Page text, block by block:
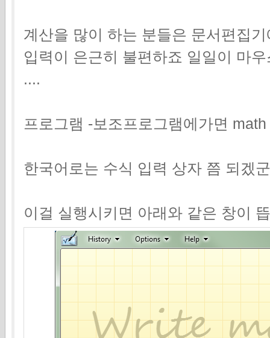
계산을 많이 하는 분들은 문서편집
입력이 은근히 불편하죠 일일이 마
....
프로그램 -보조프로그램에가면
한국어로는 수식 입력 상자 쯤 되겠
이걸 실행시키면 아래와 같은 창이